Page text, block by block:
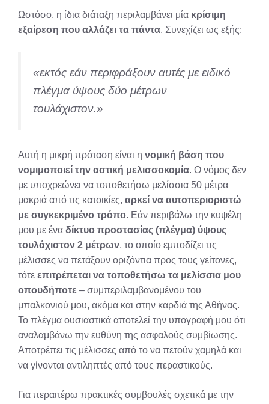
Ωστόσο, η ίδια διάταξη περιλαμβάνει μία κρίσιμη
εξαίρεση που αλλάζει τα πάντα. Συνεχίζει ως εξής:
«εκτός εάν περιφράξουν αυτές με ειδικό
πλέγμα ύψους δύο μέτρων
τουλάχιστον.»
Αυτή η μικρή πρόταση είναι η νομική βάση που
νομιμοποιεί την αστική μελισσοκομία. Ο νόμος δεν
με υποχρεώνει να τοποθετήσω μελίσσια 50 μέτρα
μακριά από τις κατοικίες, αρκεί να αυτοπεριοριστώ
με συγκεκριμένο τρόπο. Εάν περιβάλω την κυψέλη
μου με ένα δίκτυο προστασίας (πλέγμα) ύψους
τουλάχιστον 2 μέτρων, το οποίο εμποδίζει τις
μέλισσες να πετάξουν οριζόντια προς τους γείτονες,
τότε επιτρέπεται να τοποθετήσω τα μελίσσια μου
οπουδήποτε – συμπεριλαμβανομένου του
μπαλκονιού μου, ακόμα και στην καρδιά της Αθήνας.
Το πλέγμα ουσιαστικά αποτελεί την υπογραφή μου ότι
αναλαμβάνω την ευθύνη της ασφαλούς συμβίωσης.
Αποτρέπει τις μέλισσες από το να πετούν χαμηλά και
να γίνονται αντιληπτές από τους περαστικούς.
Για περαιτέρω πρακτικές συμβουλές σχετικά με την